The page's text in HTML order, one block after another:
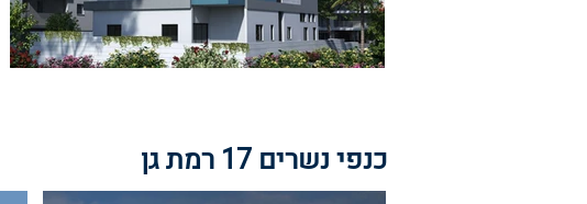
כנפי נשרים 17 רמת גן